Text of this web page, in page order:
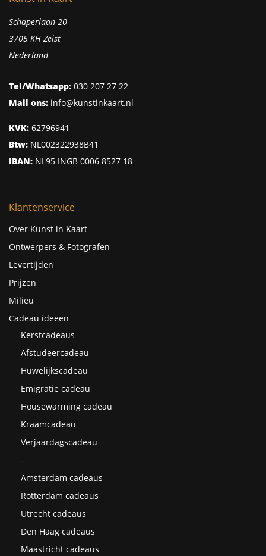
Schaperlaan 20
3705 KH Zeist
Nederland
Tel/Whatsapp: 030 207 27 22
Mail ons: info@kunstinkaart.nl
KVK: 62796941
Btw: NL002322938B41
IBAN: NL95 INGB 0006 8527 18
Klantenservice
Over Kunst in Kaart
Ontwerpers & Fotografen
Levertijden
Prijzen
Milieu
Cadeau ideeën
Kerstcadeaus
Afstudeercadeau
Huwelijkscadeau
Emigratie cadeau
Housewarming cadeau
Kraamcadeau
Verjaardagscadeau
–
Amsterdam cadeaus
Rotterdam cadeaus
Utrecht cadeaus
Den Haag cadeaus
Maastricht cadeaus